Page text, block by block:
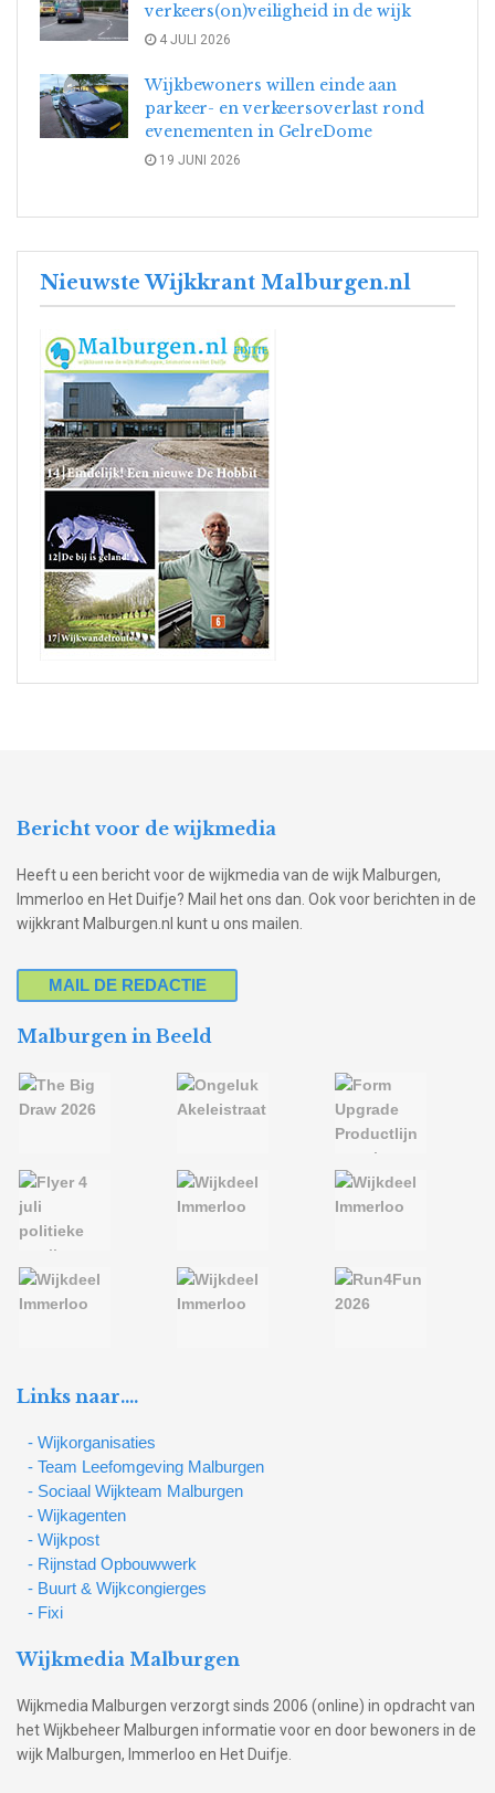
verkeers(on)veiligheid in de wijk
4 JULI 2026
Wijkbewoners willen einde aan
parkeer- en verkeersoverlast rond
evenementen in GelreDome
19 JUNI 2026
Nieuwste Wijkkrant Malburgen.nl
Bericht voor de wijkmedia
Heeft u een bericht voor de wijkmedia van de wijk Malburgen,
Immerloo en Het Duifje? Mail het ons dan. Ook voor berichten in de
wijkkrant Malburgen.nl kunt u ons mailen.
MAIL DE REDACTIE
Malburgen in Beeld
Links naar….
- Wijkorganisaties
- Team Leefomgeving Malburgen
- Sociaal Wijkteam Malburgen
- Wijkagenten
- Wijkpost
- Rijnstad Opbouwwerk
- Buurt & Wijkcongierges
- Fixi
Wijkmedia Malburgen
Wijkmedia Malburgen verzorgt sinds 2006 (online) in opdracht van
het Wijkbeheer Malburgen informatie voor en door bewoners in de
wijk Malburgen, Immerloo en Het Duifje.